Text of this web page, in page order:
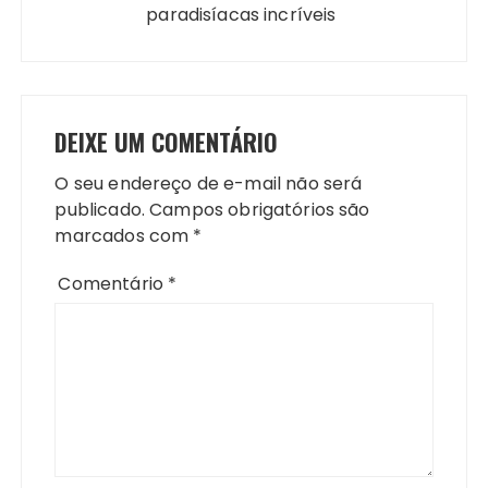
paradisíacas incríveis
DEIXE UM COMENTÁRIO
O seu endereço de e-mail não será
publicado. Campos obrigatórios são
marcados com *
Comentário *